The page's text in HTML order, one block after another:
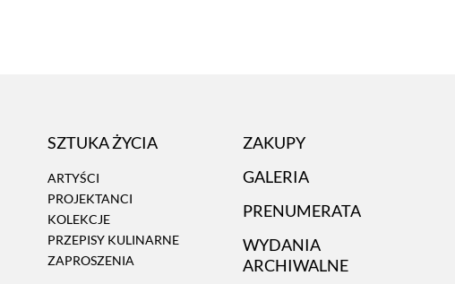
SZTUKA ŻYCIA
ARTYŚCI
PROJEKTANCI
KOLEKCJE
PRZEPISY KULINARNE
ZAPROSZENIA
ZAKUPY
GALERIA
PRENUMERATA
WYDANIA
ARCHIWALNE